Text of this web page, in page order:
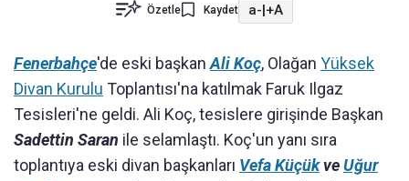
Özetle Kaydet a-|+A
Fenerbahçe'de eski başkanAli Koç, Olağan Yüksek
Divan Kurulu Toplantısı'na katılmak Faruk Ilgaz
Tesisleri'ne geldi. Ali Koç, tesislere girişinde Başkan
Sadettin Saran ile selamlaştı. Koç'un yanı sıra
toplantıya eski divan başkanları Vefa KüçükveUğur